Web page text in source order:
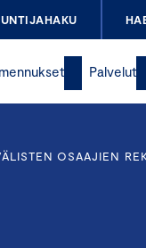
Palvelut
OSAAJIEN